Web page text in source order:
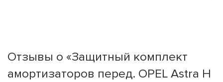
Отзывы о «Защитный комплект
амортизаторов перед. OPEL Astra H